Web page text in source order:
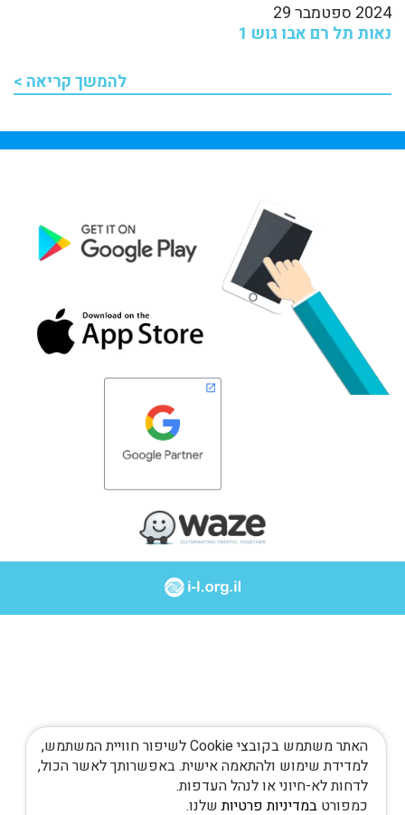
2024 ספטמבר 29
נאות תל רם אבו גוש 1
להמשך קריאה >
האתר משתמש בקובצי Cookie לשיפור חוויית המשתמש,
למדידת שימוש ולהתאמה אישית. באפשרותך לאשר הכול,
לדחות לא-חיוני או לנהל העדפות.
כמפורט במדיניות פרטיותשלנו.